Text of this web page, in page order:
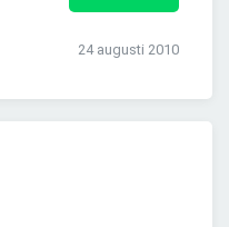
24 augusti 2010